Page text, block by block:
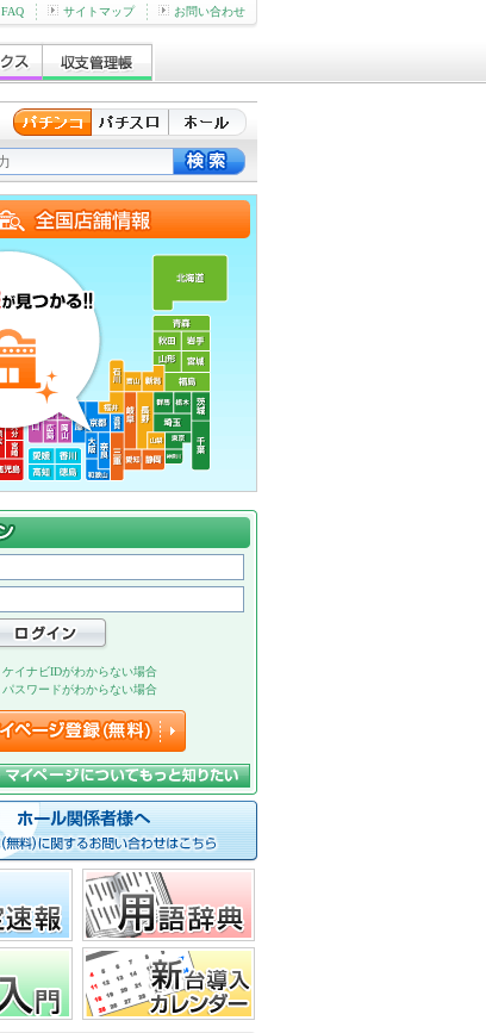
FAQ サイトマップ お問い合わせ
ケイナビIDがわからない場合
パスワードがわからない場合